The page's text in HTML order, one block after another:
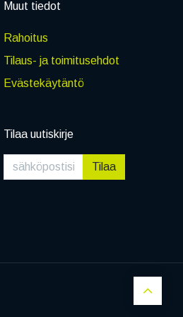
Muut tiedot
Rahoitus
Tilaus- ja toimitusehdot
Evästekäytäntö
Tilaa uutiskirje
Tilaa